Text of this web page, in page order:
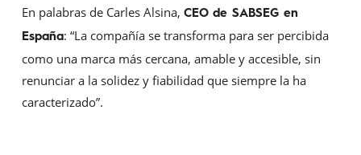
En palabras de Carles Alsina, CEO de SABSEG en
España: “La compañía se transforma para ser percibida
como una marca más cercana, amable y accesible, sin
renunciar a la solidez y fiabilidad que siempre la ha
caracterizado”.